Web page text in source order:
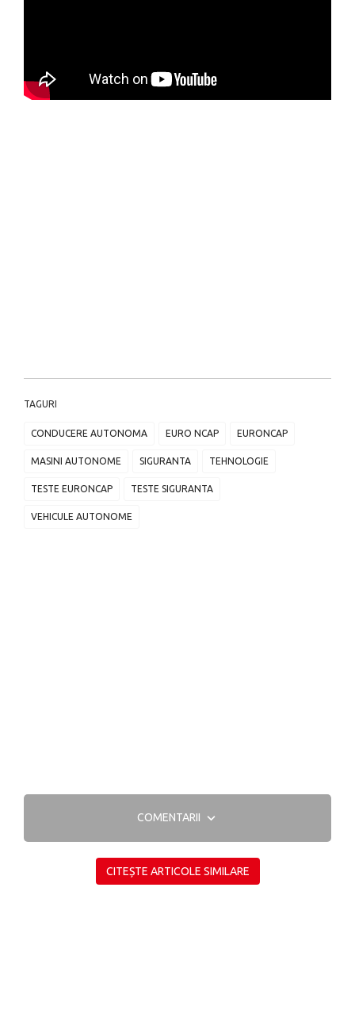
TAGURI
CONDUCERE AUTONOMA EURO NCAP EURONCAP
MASINI AUTONOME SIGURANTA TEHNOLOGIE
TESTE EURONCAP TESTE SIGURANTA
VEHICULE AUTONOME
COMENTARII
CITEȘTE ARTICOLE SIMILARE